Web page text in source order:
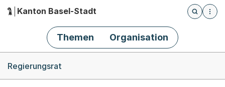
Hauptnavigation
Kanton Basel-Stadt
Öffnet
Themen Organisation
Regierungsrat